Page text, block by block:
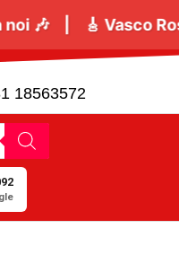
Viaggia con noi
18563572